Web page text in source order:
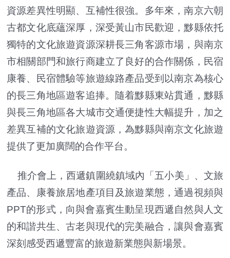
資源差異性明顯、互補性很強。多年來，南京六朝
古都文化底蘊深厚，深受黃山市民歡迎，黟縣依托
獨特的文化旅遊資源深耕長三角客源市場，與南京
市相關部門和旅行商建立了良好的合作關係，民宿
康養、民宿體驗等旅遊線路產品受到以南京為核心
的長三角地區遊客追捧。隨着黟縣東站貫通，黟縣
與長三角地區各大城市交通便捷性大幅提升，加之
差異互補的文化旅遊資源，為黟縣與南京文化旅遊
提供了更加廣闊的合作平台。
推介會上，西遞鎮圍繞鎮域內「五小美」、文旅
產品、康養旅居地產項目及旅遊業態，通過視頻與
PPT的形式，向與會嘉賓生動呈現西遞自然與人文
的和諧共生、古老與現代的完美融合，讓與會嘉賓
深刻感受西遞豐富的旅遊新業態與新場景。